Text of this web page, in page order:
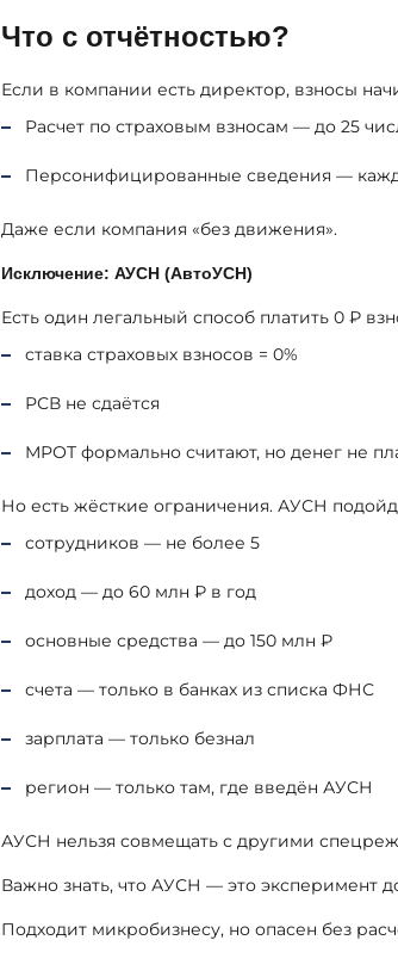
Что с отчётностью?
Если в компании есть директор, взносы
Расчет по страховым взносам — до 25
Персонифицированные сведения —
Даже если компания «без движения».
Исключение: АУСН (АвтоУСН)
Есть один легальный способ платить 0 ₽
ставка страховых взносов = 0%
РСВ не сдаётся
МРОТ формально считают, но денег не
Но есть жёсткие ограничения. АУСН
сотрудников — не более 5
доход — до 60 млн ₽ в год
основные средства — до 150 млн ₽
счета — только в банках из списка ФНС
зарплата — только безнал
регион — только там, где введён АУСН
АУСН нельзя совмещать с другими
Важно знать, что АУСН — это эксперимент
Подходит микробизнесу, но опасен без